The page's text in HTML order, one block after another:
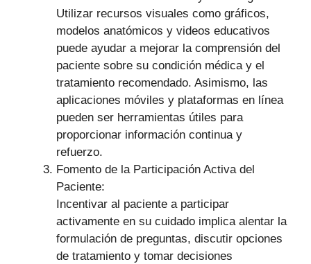
Utilizar recursos visuales como gráficos,
modelos anatómicos y videos educativos
puede ayudar a mejorar la comprensión del
paciente sobre su condición médica y el
tratamiento recomendado. Asimismo, las
aplicaciones móviles y plataformas en línea
pueden ser herramientas útiles para
proporcionar información continua y
refuerzo.
Fomento de la Participación Activa del
Paciente:
Incentivar al paciente a participar
activamente en su cuidado implica alentar la
formulación de preguntas, discutir opciones
de tratamiento y tomar decisiones